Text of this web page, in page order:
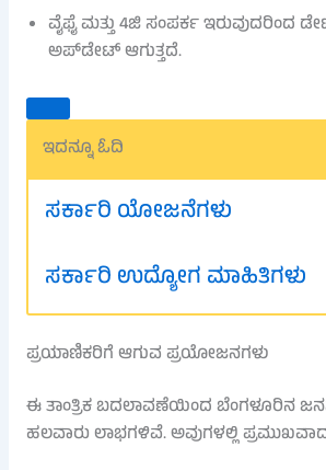
ವೈಫೈ ಮತ್ತು 4ಜಿ ಸಂಪರ್ಕ ಇರುವುದರಿಂದ
ಅಪ್‌ಡೇಟ್ ಆಗುತ್ತದೆ.
ಇದನ್ನೂ ಓದಿ
ಸರ್ಕಾರಿ ಯೋಜನೆಗಳು
ಸರ್ಕಾರಿ ಉದ್ಯೋಗ ಮಾಹಿತಿಗಳು
ಪ್ರಯಾಣಿಕರಿಗೆ ಆಗುವ ಪ್ರಯೋಜನಗಳು
ಈ ತಾಂತ್ರಿಕ ಬದಲಾವಣೆಯಿಂದ ಬೆಂಗಳೂರಿನ
ಹಲವಾರು ಲಾಭಗಳಿವೆ. ಅವುಗಳಲ್ಲಿ